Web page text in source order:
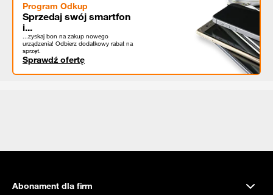
Program Odkup
Sprzedaj swój smartfon
i...
...zyskaj bon na zakup nowego
urządzenia! Odbierz dodatkowy rabat na
sprzęt.
Sprawdź ofertę
Abonament dla firm